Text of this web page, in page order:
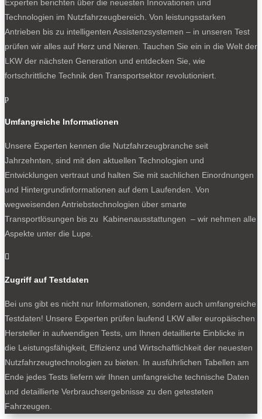
Experten berichten über die neuesten Innovationen und
Technologien im Nutzfahrzeugbereich. Von leistungsstarken
Antrieben bis zu intelligenten Assistenzsystemen – in unseren Test
prüfen wir alles auf Herz und Nieren. Tauchen Sie ein in die Welt der
LKW der nächsten Generation und entdecken Sie, wie
fortschrittliche Technik den Transportsektor revolutioniert.
p
Umfangreiche Informationen
Unsere Experten kennen die Nutzfahrzeugbranche seit
Jahrzehnten, sind mit den aktuellen Technologien und
Entwicklungen vertraut und halten Sie mit sachlichen Einordnungen
und Hintergrundinformationen auf dem Laufenden. Von
wegweisenden Antriebstechnologien über smarte
Transportlösungen bis zu Kabinenausstattungen – wir nehmen alle
Aspekte unter die Lupe.

Zugriff auf Testdaten
Bei uns gibt es nicht nur Informationen, sondern auch umfangreiche
Testdaten! Unsere Experten prüfen laufend LKW aller europäischen
Hersteller in aufwendigen Tests, um Ihnen detaillierte Einblicke in
die Leistungsfähigkeit, Effizienz und Wirtschaftlichkeit der neuesten
Nutzfahrzeugtechnologien zu bieten. In ausführlichen Tabellen am
Ende jedes Tests liefern wir Ihnen umfangreiche technische Daten
und detaillierte Verbrauchsergebnisse zu den getesteten
Fahrzeugen.